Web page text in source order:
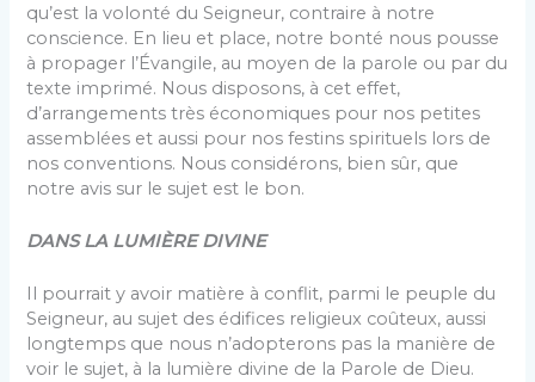
qu’est la volonté du Seigneur, contraire à notre
conscience. En lieu et place, notre bonté nous pousse
à propager l’Évangile, au moyen de la parole ou par du
texte imprimé. Nous disposons, à cet effet,
d’arrangements très économiques pour nos petites
assemblées et aussi pour nos festins spirituels lors de
nos conventions. Nous considérons, bien sûr, que
notre avis sur le sujet est le bon.
DANS LA LUMIÈRE DIVINE
Il pourrait y avoir matière à conflit, parmi le peuple du
Seigneur, au sujet des édifices religieux coûteux, aussi
longtemps que nous n’adopterons pas la manière de
voir le sujet, à la lumière divine de la Parole de Dieu.